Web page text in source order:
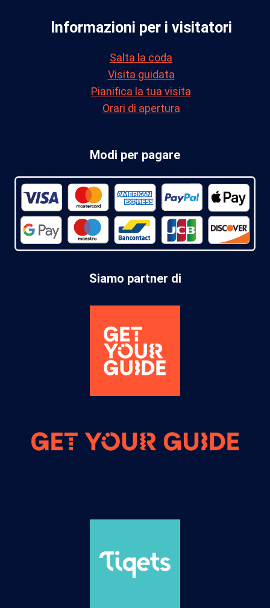
Informazioni per i visitatori
Salta la coda
Visita guidata
Pianifica la tua visita
Orari di apertura
Modi per pagare
Siamo partner di